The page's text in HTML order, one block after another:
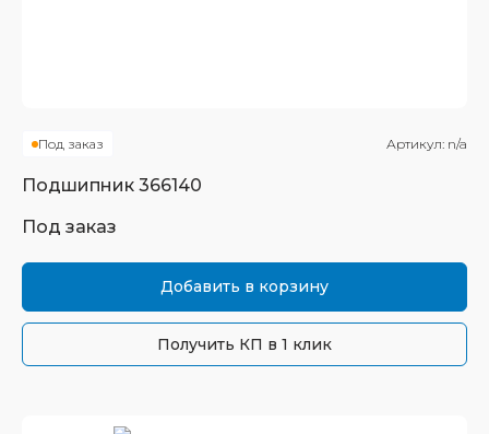
Под заказ Артикул: n/a
Подшипник 366140
Под заказ
Добавить в корзину
Получить КП в 1 клик